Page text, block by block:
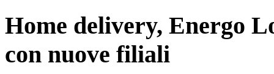
Home delivery, Energo
con nuove filiali